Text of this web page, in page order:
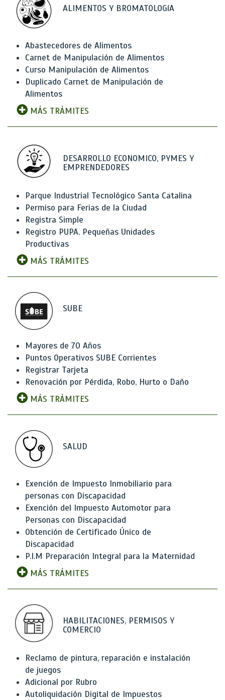
ALIMENTOS Y BROMATOLOGíA
Abastecedores de Alimentos
Carnet de Manipulación de Alimentos
Curso Manipulación de Alimentos
Duplicado Carnet de Manipulación de
Alimentos
MÁS TRÁMITES
DESARROLLO ECONOMICO, PYMES Y
EMPRENDEDORES
Parque Industrial Tecnológico Santa Catalina
Permiso para Ferias de la Ciudad
Registra Simple
Registro PUPA. Pequeñas Unidades
Productivas
MÁS TRÁMITES
SUBE
Mayores de 70 Años
Puntos Operativos SUBE Corrientes
Registrar Tarjeta
Renovación por Pérdida, Robo, Hurto o Daño
MÁS TRÁMITES
SALUD
Exención de Impuesto Inmobiliario para
personas con Discapacidad
Exención del Impuesto Automotor para
Personas con Discapacidad
Obtención de Certificado Único de
Discapacidad
P.I.M Preparación Integral para la Maternidad
MÁS TRÁMITES
HABILITACIONES, PERMISOS Y
COMERCIO
Reclamo de pintura, reparación e instalación
de juegos
Adicional por Rubro
Autoliquidación Digital de Impuestos